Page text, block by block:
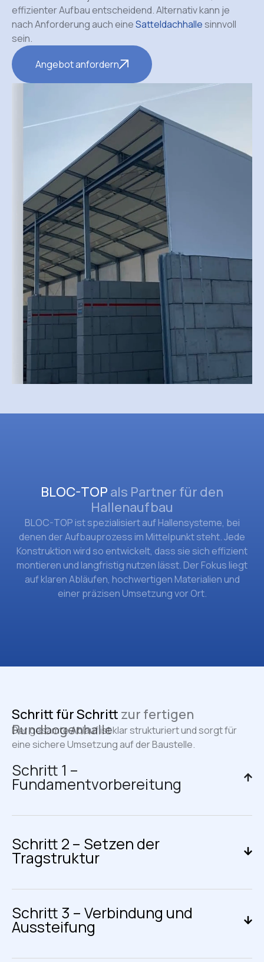
effizienter Aufbau entscheidend. Alternativ kann je
nach Anforderung auch eineSatteldachhallesinnvoll
sein.
Angebot anfordern
BLOC-TOP als Partner für den
Hallenaufbau
BLOC-TOP ist spezialisiert auf Hallensysteme, bei
denen der Aufbauprozess im Mittelpunkt steht. Jede
Konstruktion wird so entwickelt, dass sie sich effizient
montieren und langfristig nutzen lässt. Der Fokus liegt
auf klaren Abläufen, hochwertigen Materialien und
einer präzisen Umsetzung vor Ort.
Schritt für Schritt zur fertigen
Rundbogenhalle
Der gesamte Ablauf ist klar strukturiert und sorgt für
eine sichere Umsetzung auf der Baustelle.
Schritt 1 –
Fundamentvorbereitung
Schritt 2 – Setzen der
Tragstruktur
Schritt 3 – Verbindung und
Aussteifung